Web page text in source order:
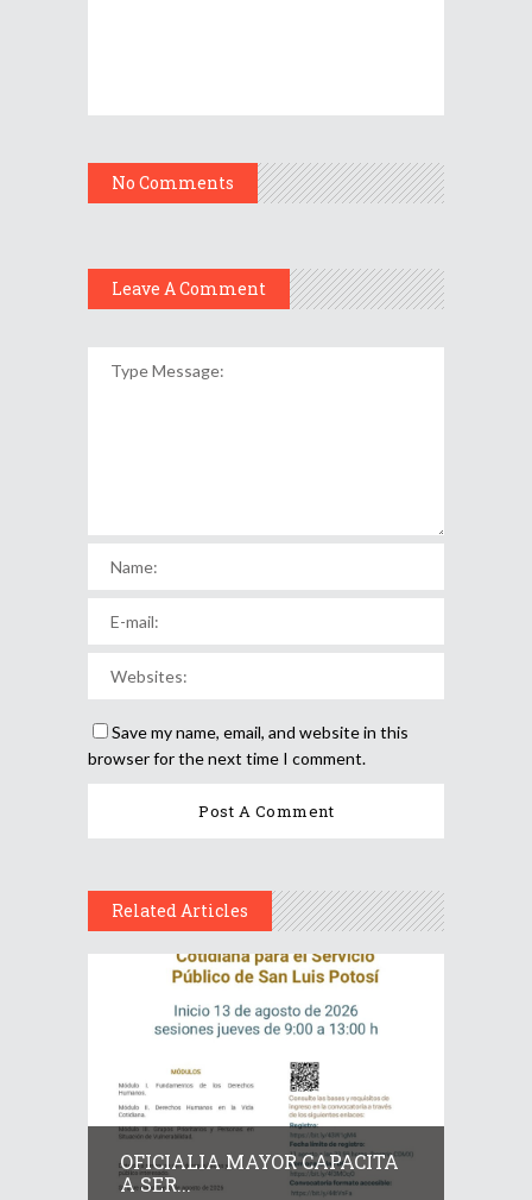
No Comments
Leave A Comment
Save my name, email, and website in this
browser for the next time I comment.
Related Articles
OFICIALIA MAYOR CAPACITA
A SER...